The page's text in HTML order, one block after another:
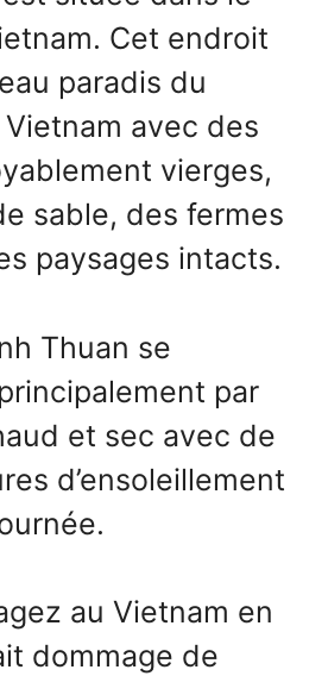
Cet endroit
paradis du
avec des
vierges,
sable, des fermes
paysages intacts.
Thuan se
par
et sec avec de
d’ensoleillement
au Vietnam en
dommage de